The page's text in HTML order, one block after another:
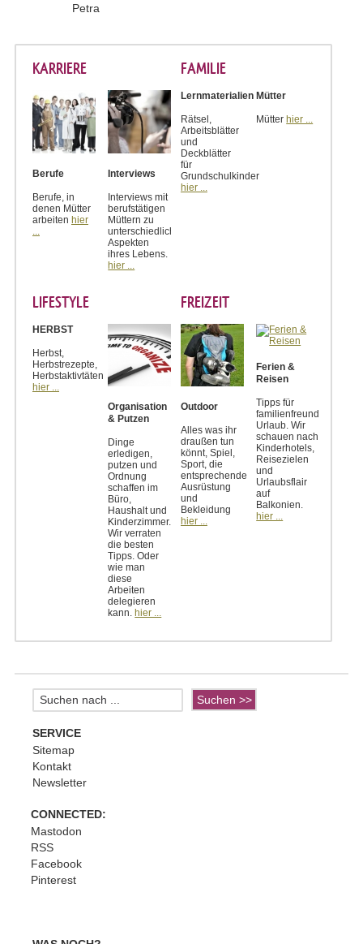
Petra
KARRIERE
Berufe
Berufe, in
denen Mütter
arbeiten hier
Interviews
Interviews mit
berufstätigen
Müttern zu
unterschiedlichen
Aspekten
ihres Lebens.
hier ...
FAMILIE
Lernmaterialien
Rätsel,
Arbeitsblätter
und
Deckblätter
für
Grundschulkinder
hier ...
Mütter
Mütterhier ...
LIFESTYLE
HERBST
Herbst,
Herbstrezepte,
Herbstaktivtäten
hier ...
Organisation
& Putzen
Dinge
erledigen,
putzen und
Ordnung
schaffen im
Büro,
Haushalt und
Kinderzimmer.
Wir verraten
die besten
Tipps. Oder
wie man
diese
Arbeiten
delegieren
kann. hier ...
FREIZEIT
Outdoor
Alles was ihr
draußen tun
könnt, Spiel,
Sport, die
entsprechende
Ausrüstung
und
Bekleidung
hier ...
Ferien &
Reisen
Tipps für
familienfreundlichen
Urlaub. Wir
schauen nach
Kinderhotels,
Reisezielen
und
Urlaubsflair
auf
Balkonien.
hier ...
SERVICE
Sitemap
Kontakt
Newsletter
CONNECTED:
Mastodon
RSS
Facebook
Pinterest